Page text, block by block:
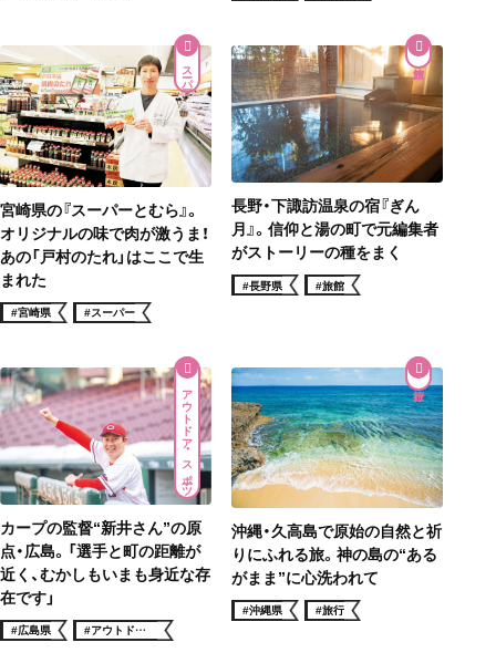
スーパー
宮崎県の『スーパーとむら』。
オリジナルの味で肉が激うま！
あの「戸村のたれ」はここで生
まれた
#宮崎県 #スーパー
長野・下諏訪温泉の宿『ぎん
月』。信仰と湯の町で元編集者
がストーリーの種をまく
#長野県 #旅館
アウトドア・スポーツ
カープの監督“新井さん”の原
点・広島。「選手と町の距離が
近く、むかしもいまも身近な存
在です」
#広島県 #アウトドア・
スポーツ
沖縄・久高島で原始の自然と祈
りにふれる旅。神の島の“ある
がまま”に心洗われて
#沖縄県 #旅行